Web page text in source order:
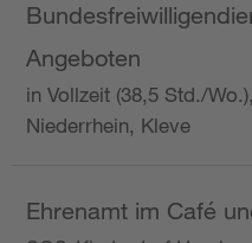
Angeboten
in Vollzeit (38,5 Std./
Niederrhein, Kleve
Ehrenamt im Café